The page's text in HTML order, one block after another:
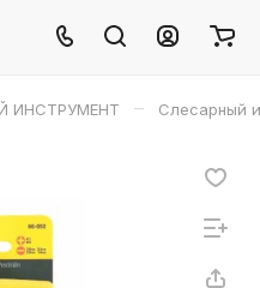
ИНСТРУМЕНТ – Слесарный